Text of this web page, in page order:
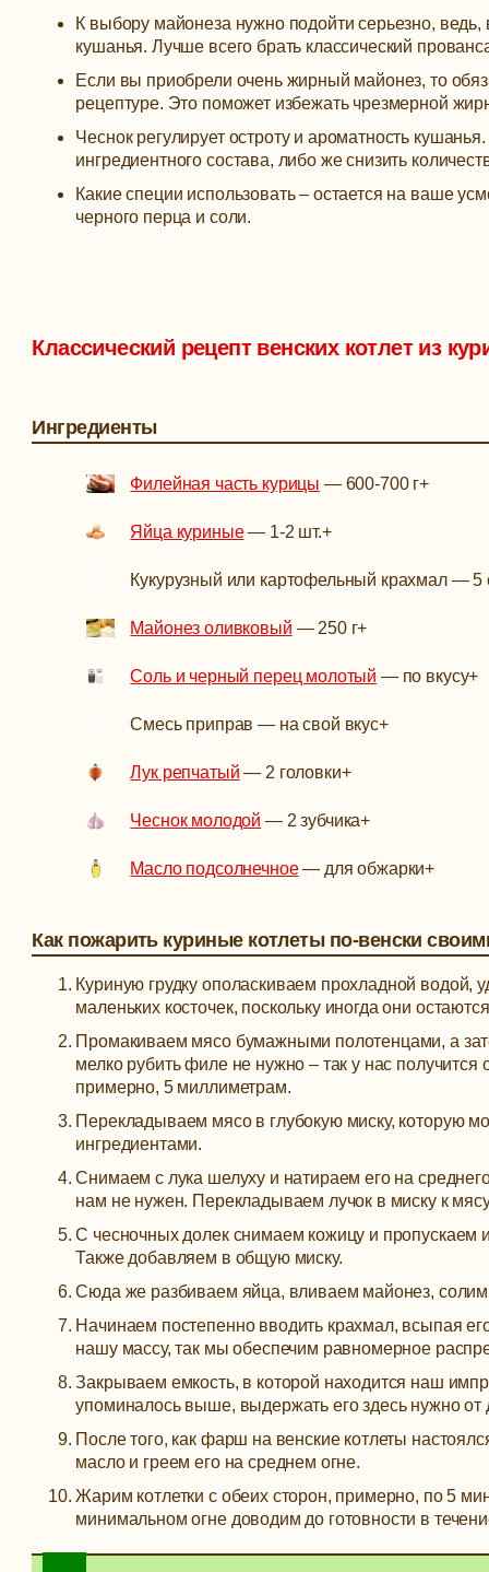
К выбору майонеза нужно подойти серьезно, ведь,
кушанья. Лучше всего брать классический
Если вы приобрели очень жирный майонез, то
рецептуре. Это поможет избежать чрезмерной
Чеснок регулирует остроту и ароматность
ингредиентного состава, либо же снизить
Какие специи использовать – остается на ваше
черного перца и соли.
Классический рецепт венских котлет из
Ингредиенты
Филейная часть курицы — 600-700 г+
Яйца куриные— 1-2 шт.+
Кукурузный или картофельный крахмал—5
Майонез оливковый — 250 г+
Соль и черный перец молотый — по вкусу+
Смесь приправ — на свой вкус+
Лук репчатый — 2 головки+
Чеснок молодой — 2 зубчика+
Масло подсолнечное— для обжарки+
Как пожарить куриные котлеты по-венски
Куриную грудку ополаскиваем прохладной
маленьких косточек, поскольку иногда они
Промакиваем мясо бумажными полотенцами, а
мелко рубить филе не нужно – так у нас
примерно, 5 миллиметрам.
Перекладываем мясо в глубокую миску, которую
ингредиентами.
Снимаем с лука шелуху и натираем его на
нам не нужен. Перекладываем лучок в миску к
С чесночных долек снимаем кожицу и пропускаем
Также добавляем в общую миску.
Сюда же разбиваем яйца, вливаем майонез,
Начинаем постепенно вводить крахмал, всыпая
нашу массу, так мы обеспечим равномерное
Закрываем емкость, в которой находится наш
упоминалось выше, выдержать его здесь нужно от
После того, как фарш на венские котлеты
масло и греем его на среднем огне.
Жарим котлетки с обеих сторон, примерно, по 5
минимальном огне доводим до готовности в